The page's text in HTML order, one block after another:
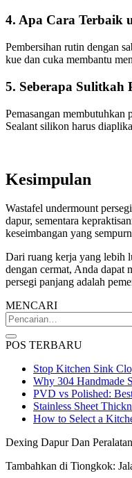
4. Apa Cara Terbaik
Pembersihan rutin dengan
kue dan cuka membantu
5. Seberapa Sulitkah
Pemasangan membutuhkan
Sealant silikon harus
Kesimpulan
Wastafel undermount
dapur, sementara
keseimbangan yang
Dari ruang kerja yang lebih
dengan cermat, Anda dapat
persegi panjang adalah
MENCARI
POS TERBARU
Stop Kitchen Sink
Why 304 Handmade
PVD vs Polished:
Stainless Sheet
How to Select a
Dexing Dapur Dan
Tambahkan di Tiongkok: